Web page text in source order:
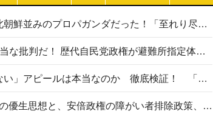
高市首相の熊本地震避難所視察は北朝鮮並みのプロパガンダだった！「至れり尽くせり」の選ばれた避難所の一方で実態は…
〈#ミサイルよりクーラーを〉は正当な批判だ！ 歴代自民党政権が避難所指定体育館へのエアコン設置を遅らせてきた客観的事実
高市首相の「休んでない」「寝てない」アピールは本当なのか 徹底検証！ 「資料読み込み」「アイロンがけ」も矛盾だらけ…
相模原事件から10年──植松死刑囚の優生思想と、安倍政権の障がい者排除政策、右派勢力の差別主義との関係を改めて問う